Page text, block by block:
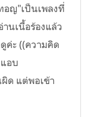
อญ"เป็นเพลงที่
นเนื้อร้องแล้ว
ค่ะ ((ความคิด
อบ
ด แต่พอเข้า